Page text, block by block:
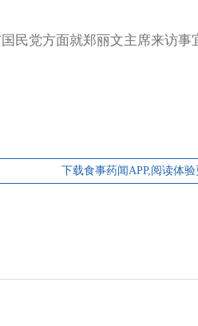
党方面就郑丽文主席来访事
下载食事药闻APP,阅读体